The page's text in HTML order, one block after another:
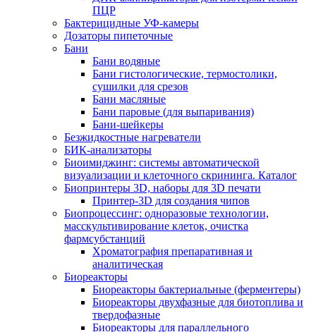
ПЦР
Бактерицидные УФ-камеры
Дозаторы пипеточные
Бани
Бани водяные
Бани гистологические, термостолики,
сушилки для срезов
Бани масляные
Бани паровые (для выпаривания)
Бани-шейкеры
Безжидкостные нагреватели
БИК-анализаторы
Биоимиджинг: системы автоматической
визуализации и клеточного скрининга. Каталог
Биопринтеры 3D, наборы для 3D печати
Принтер-3D для создания чипов
Биопроцессинг: одноразовые технологии,
масскультивирование клеток, очистка
фармсубстанций
Хроматография препаративная и
аналитическая
Биореакторы
Биореакторы бактериальные (ферментеры)
Биореакторы двухфазные для биотоплива и
твердофазные
Биореакторы для параллельного